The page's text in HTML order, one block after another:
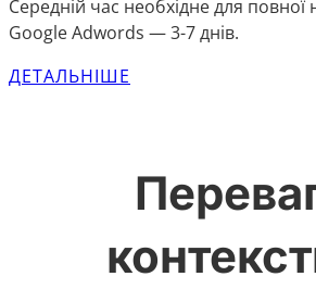
Середній час необхідне для
Google Adwords — 3-7 днів.
ДЕТАЛЬНІШЕ